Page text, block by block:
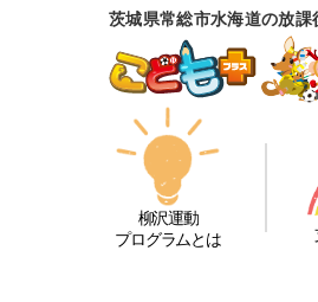
茨城県常総市水海道の放
柳沢運動
プログラムとは